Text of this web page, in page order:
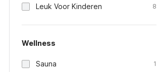
Leuk Voor Kinderen 8
Wellness
Sauna 1